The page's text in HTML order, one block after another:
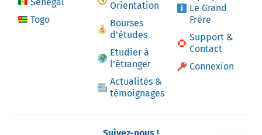
Togo
Orientation
Bourses
d’études
Etudier à
l’étranger
Actualités &
témoignages
Le Grand
Frère
Support &
Contact
Connexion